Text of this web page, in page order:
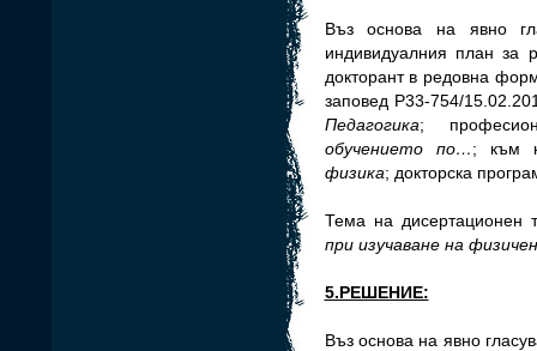
Въз основа на явно
индивидуалния план за
докторант в редовна
заповед Р33-754/
Педагогика;
обучението по…; към
физика; докторска
Тема на дисертационен
при изучаване на
5.РЕШЕНИЕ:
Въз основа на явно